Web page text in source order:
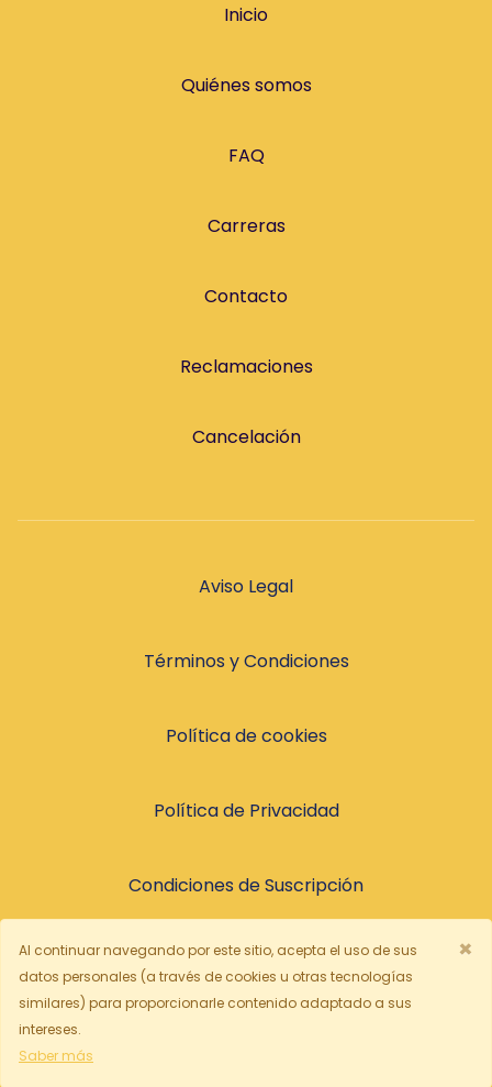
Inicio
Quiénes somos
FAQ
Carreras
Contacto
Reclamaciones
Cancelación
Aviso Legal
Términos y Condiciones
Política de cookies
Política de Privacidad
Condiciones de Suscripción
© 2026, Todos los derechos reservados
Español
Al continuar navegando por este sitio, acepta el uso de sus
datos personales (a través de cookies u otras tecnologías
similares) para proporcionarle contenido adaptado a sus
intereses.
Saber más
×